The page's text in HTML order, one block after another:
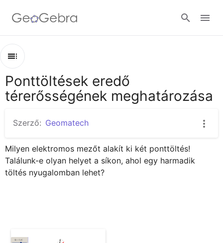
Google Classroom
GeoGebra Classroom
Bejelentkezés
Áttekintés
Ponttöltések eredő térerősségének meghatározása
Ponttöltések eredő
térerősségének meghatározása
Szerző: Geomatech
Milyen elektromos mezőt alakít ki két ponttöltés!
Találunk-e olyan helyet a síkon, ahol egy harmadik
töltés nyugalomban lehet?